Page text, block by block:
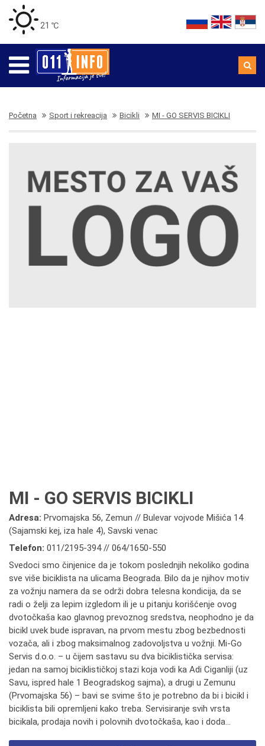
21 ℃
Početna Sport i rekreacija Bicikli MI - GO SERVIS BICIKLI
MI - GO SERVIS BICIKLI
Adresa: Prvomajska 56, Zemun // Bulevar vojvode Mišića 14
(Sajamski kej, iza hale 4), Savski venac
Telefon: 011/2195-394 // 064/1650-550
Svedoci smo činjenice da je tokom poslednjih nekoliko godina
sve više biciklista na ulicama Beograda. Bilo da je njihov motiv
za vožnju namera da se održi dobra telesna kondicija, da se
radi o želji za lepim izgledom ili je u pitanju korišćenje ovog
dvotočkaša kao glavnog prevoznog sredstva, neophodno je da
bicikl uvek bude ispravan, na prvom mestu zbog bezbednosti
vozača, ali i zbog maksimalnog zadovoljstva u vožnji. Mi-Go
Servis d.o.o. – u čijem sastavu su dva biciklistička servisa:
jedan na samoj biciklističkoj stazi koja vodi ka Adi Ciganliji (uz
Savu, ispred hale 1 Beogradskog sajma), a drugi u Zemunu
(Prvomajska 56) – bavi se svime što je potrebno da bi i bicikl i
biciklista bili opremljeni kako treba. Servisiranje svih vrsta
bicikala, prodaja novih i polovnih dvotočkaša, kao i doda...